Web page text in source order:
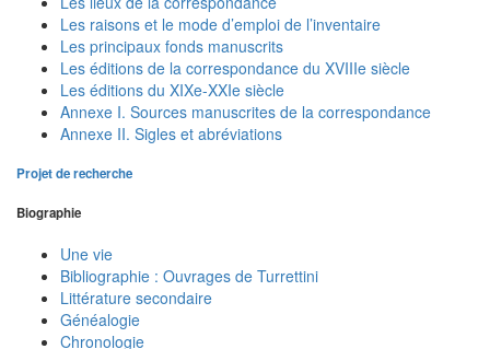
Les raisons et le mode d’emploi de l’inventaire
Les principaux fonds manuscrits
Les éditions de la correspondance du XVIIIe siècle
Les éditions du XIXe-XXIe siècle
Annexe I. Sources manuscrites de la correspondance
Annexe II. Sigles et abréviations
Projet de recherche
Biographie
Une vie
Bibliographie : Ouvrages de Turrettini
Littérature secondaire
Généalogie
Chronologie